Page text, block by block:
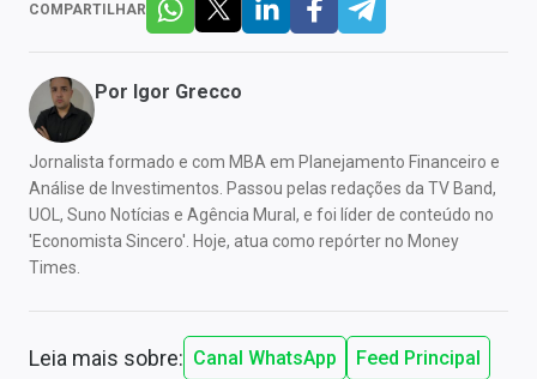
COMPARTILHAR
Por Igor Grecco
Jornalista formado e com MBA em Planejamento Financeiro e
Análise de Investimentos. Passou pelas redações da TV Band,
UOL, Suno Notícias e Agência Mural, e foi líder de conteúdo no
'Economista Sincero'. Hoje, atua como repórter no Money
Times.
Leia mais sobre: Canal WhatsApp
Feed Principal